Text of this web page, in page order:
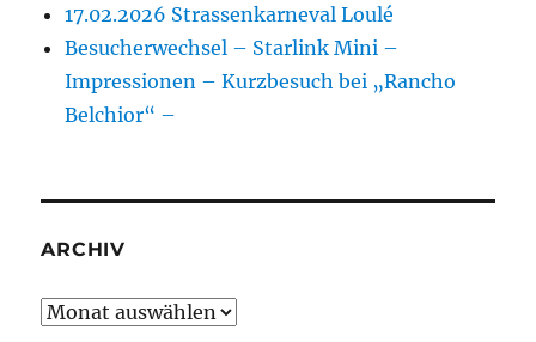
17.02.2026 Strassenkarneval Loulé
Besucherwechsel – Starlink Mini –
Impressionen – Kurzbesuch bei „Rancho
Belchior“ –
ARCHIV
Archiv